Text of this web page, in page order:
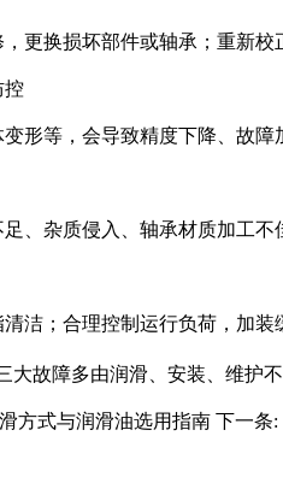
更换损坏部件或轴承；重新
控
形等，会导致精度下降、故障
、杂质侵入、轴承材质加工不
洁；合理控制运行负荷，加
大故障多由润滑、安装、维护
方式与润滑油选用指南 下一条: